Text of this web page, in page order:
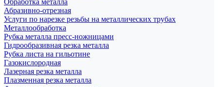
Обработка металла
Абразивно-отрезная
Услуги по нарезке резьбы на металлических трубах
Металлообработка
Рубка металла пресс-ножницами
Гидрообразивная резка металла
Рубка листа на гильотине
Газокислородная
Лазерная резка металла
Плазменная резка металла